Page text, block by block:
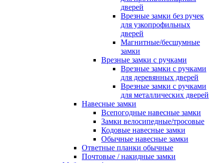
дверей
Врезные замки без ручек
для узкопрофильных
дверей
Магнитные/бесшумные
замки
Врезные замки с ручками
Врезные замки с ручками
для деревянных дверей
Врезные замки с ручками
для металлических дверей
Навесные замки
Всепогодные навесные замки
Замки велосипедные/тросовые
Кодовые навесные замки
Обычные навесные замки
Ответные планки обычные
Почтовые / накидные замки